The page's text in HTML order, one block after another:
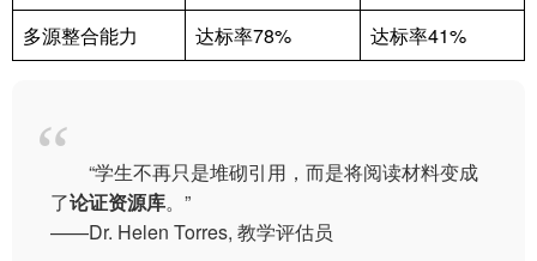
多源整合能力
达标率78% 达标率41%
“学生不再只是堆砌引用，而是将阅读材料变成
了论证资源库。”
——Dr. Helen Torres, 教学评估员